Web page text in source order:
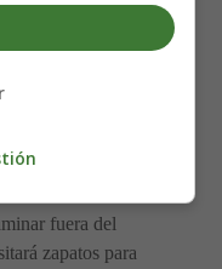
esproteger los pies
fuera del
zapatos para